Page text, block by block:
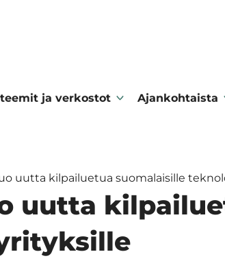
ja verkostot Ajankohtaista
uutta kilpailuetua suomalaisille
uutta